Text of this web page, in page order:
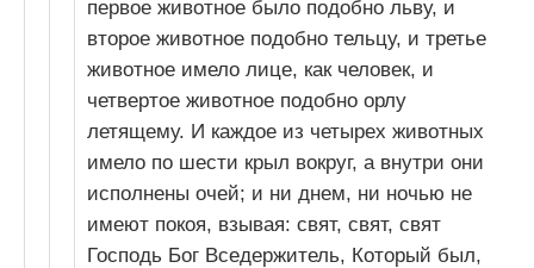
первое животное было подобно льву, и
второе животное подобно тельцу, и третье
животное имело лице, как человек, и
четвертое животное подобно орлу
летящему. И каждое из четырех животных
имело по шести крыл вокруг, а внутри они
исполнены очей; и ни днем, ни ночью не
имеют покоя, взывая: свят, свят, свят
Господь Бог Вседержитель, Который был,